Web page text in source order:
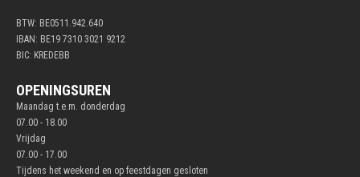
BTW: BE0511.942.640
IBAN: BE19 7310 3021 9212
BIC: KREDEBB
OPENINGSUREN
Maandag t.e.m. donderdag
07.00 - 18.00
Vrijdag
07.00 - 17.00
Tijdens het weekend en op feestdagen gesloten